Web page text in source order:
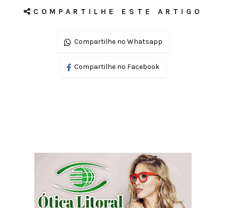
COMPARTILHE ESTE ARTIGO
Compartilhe no Whatsapp
Compartilhe no Facebook